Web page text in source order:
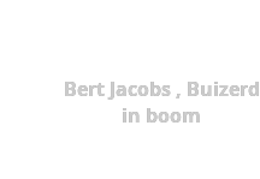
Bert Jacobs , Buizerd
in boom